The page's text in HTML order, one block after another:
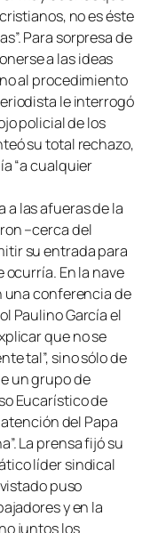
no es éste
Para sorpresa de
a las ideas
al procedimiento
le interrogó
policial de los
su total rechazo,
“a cualquier
a las afueras de la
–cerca del
su entrada para
En la nave
una conferencia de
Paulino García el
que no se
tal”, sino sólo de
un grupo de
Eucarístico de
del Papa
La prensa fijó su
líder sindical
puso
y en la
juntos los